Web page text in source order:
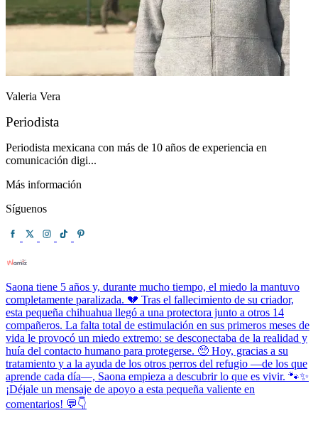
Valeria Vera
Periodista
Periodista mexicana con más de 10 años de experiencia en
comunicación digi...
Más información
Síguenos
Saona tiene 5 años y, durante mucho tiempo, el miedo la mantuvo
completamente paralizada. 💔 Tras el fallecimiento de su criador,
esta pequeña chihuahua llegó a una protectora junto a otros 14
compañeros. La falta total de estimulación en sus primeros meses de
vida le provocó un miedo extremo: se desconectaba de la realidad y
huía del contacto humano para protegerse. 🥺 Hoy, gracias a su
tratamiento y a la ayuda de los otros perros del refugio —de los que
aprende cada día—, Saona empieza a descubrir lo que es vivir. 🐾✨
¡Déjale un mensaje de apoyo a esta pequeña valiente en
comentarios! 💬👇